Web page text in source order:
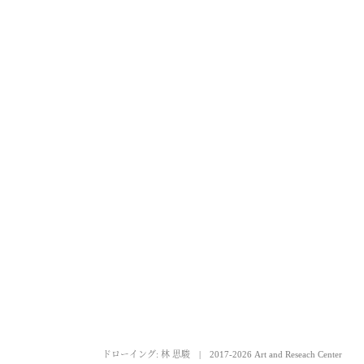
ドローイング: 林 思駿 2017-2026 Art and Reseach Center